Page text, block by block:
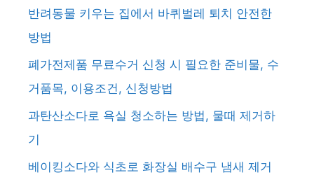
반려동물 키우는 집에서 바퀴벌레 퇴치 안전한
방법
폐가전제품 무료수거 신청 시 필요한 준비물, 수
거품목, 이용조건, 신청방법
과탄산소다로 욕실 청소하는 방법, 물때 제거하
기
베이킹소다와 식초로 화장실 배수구 냄새 제거